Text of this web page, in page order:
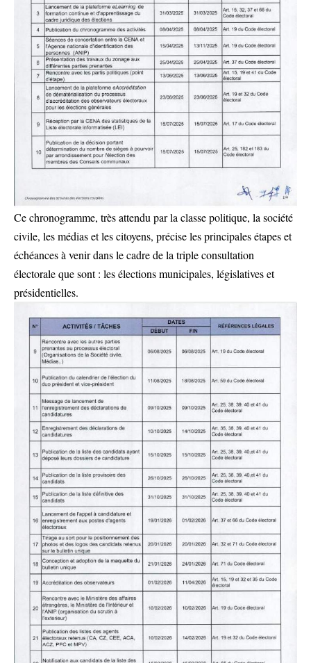
Ce chronogramme, très attendu par la classe politique, la société
civile, les médias et les citoyens, précise les principales étapes et
échéances à venir dans le cadre de la triple consultation
électorale que sont : les élections municipales, législatives et
présidentielles.